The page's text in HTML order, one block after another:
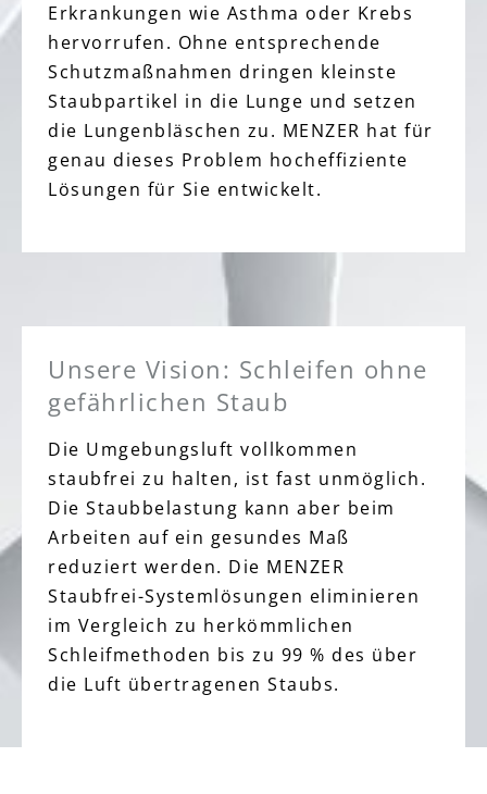
Erkrankungen wie Asthma oder Krebs
hervorrufen. Ohne entsprechende
Schutzmaßnahmen dringen kleinste
Staubpartikel in die Lunge und setzen
die Lungenbläschen zu. MENZER hat für
genau dieses Problem hocheffiziente
Lösungen für Sie entwickelt.
Unsere Vision: Schleifen ohne
gefährlichen Staub
Die Umgebungsluft vollkommen
staubfrei zu halten, ist fast unmöglich.
Die Staubbelastung kann aber beim
Arbeiten auf ein gesundes Maß
reduziert werden. Die MENZER
Staubfrei-Systemlösungen eliminieren
im Vergleich zu herkömmlichen
Schleifmethoden bis zu 99 % des über
die Luft übertragenen Staubs.